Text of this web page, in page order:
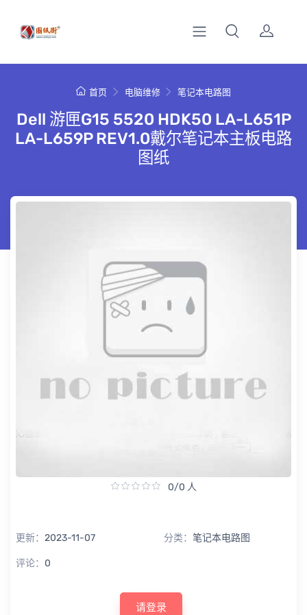
首页 电脑维修 笔记本电路图
Dell 游匣G15 5520 HDK50 LA-L651P
LA-L659P REV1.0戴尔笔记本主板电路
图纸
0/0 人
更新： 2023-11-07 分类： 笔记本电路图
评论： 0
请登录